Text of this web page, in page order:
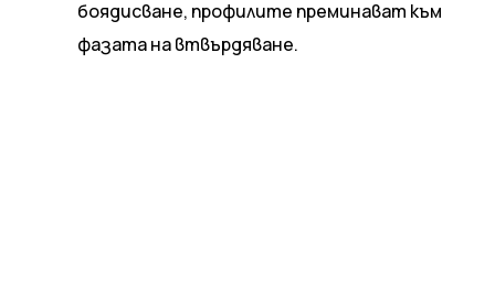
боядисване, профилите преминават към
фазата на втвърдяване.